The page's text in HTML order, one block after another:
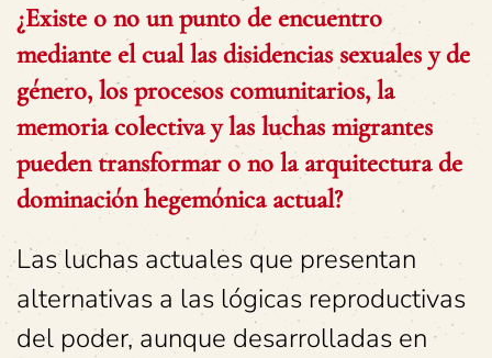
¿Existe o no un punto de encuentro
mediante el cual las disidencias sexuales y de
género, los procesos comunitarios, la
memoria colectiva y las luchas migrantes
pueden transformar o no la arquitectura de
dominación hegemónica actual?
Las luchas actuales que presentan
alternativas a las lógicas reproductivas
del poder, aunque desarrolladas en